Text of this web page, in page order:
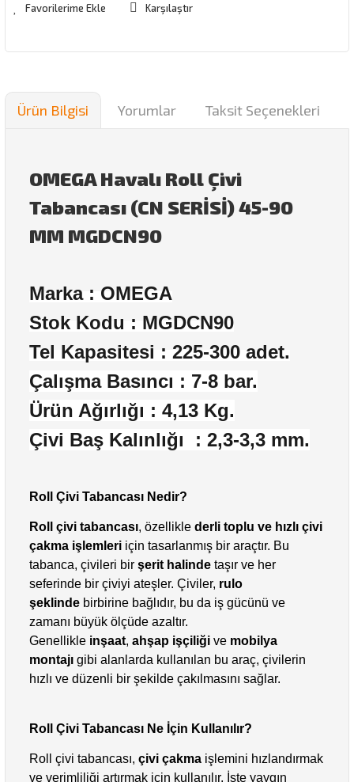
Karşılaştır
Ürün Bilgisi Yorumlar Taksit Seçenekleri
OMEGA Havalı Roll Çivi
Tabancası (CN SERİSİ) 45-90
MM MGDCN90
Marka : OMEGA
Stok Kodu : MGDCN90
Tel Kapasitesi : 225-300 adet.
Çalışma Basıncı : 7-8 bar.
Ürün Ağırlığı : 4,13 Kg.
Çivi Baş Kalınlığı : 2,3-3,3 mm.
Roll Çivi Tabancası Nedir?
Roll çivi tabancası, özellikle derli toplu ve hızlı çivi
çakma işlemleri için tasarlanmış bir araçtır. Bu
tabanca, çivileri bir şerit halinde taşır ve her
seferinde bir çiviyi ateşler. Çiviler, rulo
şeklinde birbirine bağlıdır, bu da iş gücünü ve
zamanı büyük ölçüde azaltır.
Genellikle inşaat, ahşap işçiliği ve mobilya
montajı gibi alanlarda kullanılan bu araç, çivilerin
hızlı ve düzenli bir şekilde çakılmasını sağlar.
Roll Çivi Tabancası Ne İçin Kullanılır?
Roll çivi tabancası, çivi çakma işlemini hızlandırmak
ve verimliliği artırmak için kullanılır. İşte yaygın